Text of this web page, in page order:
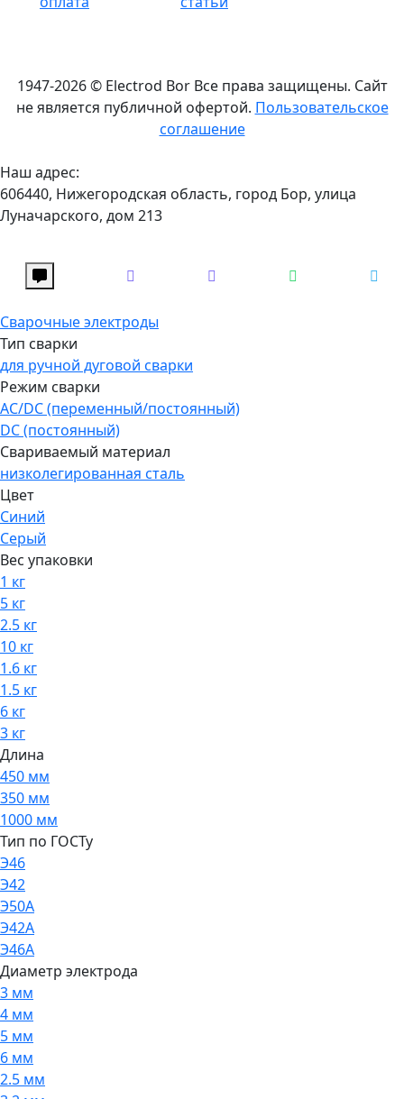
1947-2026 © Electrod Bor Все права защищены. Сайт
не является публичной офертой. Пользовательское
соглашение
Наш адрес:
606440, Нижегородская область, город Бор, улица
Луначарского, дом 213
Сварочные электроды
Тип сварки
для ручной дуговой сварки
Режим сварки
AC/DC (переменный/постоянный)
DC (постоянный)
Свариваемый материал
низколегированная сталь
Цвет
Синий
Серый
Вес упаковки
1 кг
5 кг
2.5 кг
10 кг
1.6 кг
1.5 кг
6 кг
3 кг
Длина
450 мм
350 мм
1000 мм
Тип по ГОСТу
Э46
Э42
Э50А
Э42А
Э46А
Диаметр электрода
3 мм
4 мм
5 мм
6 мм
2.5 мм